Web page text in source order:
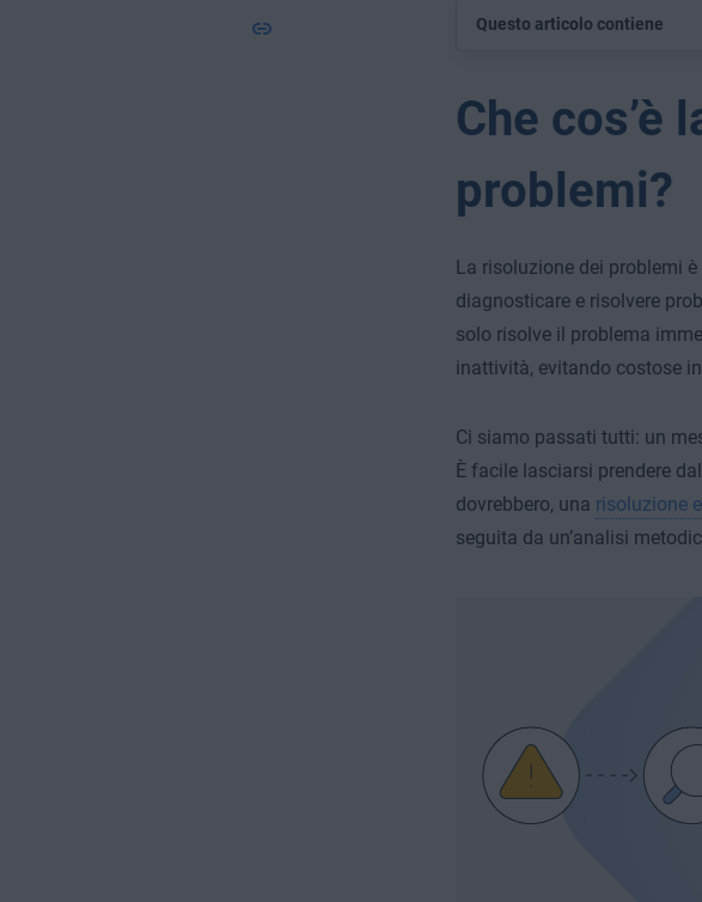
Questo articolo contiene
Che cos’è
problemi?
La risoluzione dei problemi
diagnosticare e risolvere
solo risolve il problema
inattività, evitando costose
Ci siamo passati tutti: un
È facile lasciarsi prendere
dovrebbero, una risoluzione
seguita da un’analisi